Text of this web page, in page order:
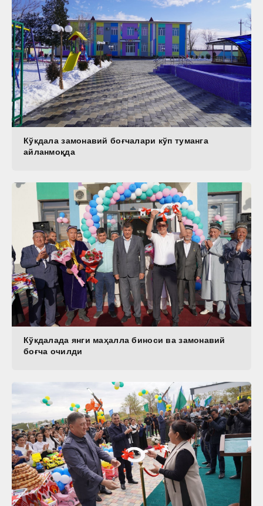
Кўкдала замонавий боғчалари кўп туманга
айланмоқда
Кўкдалада янги маҳалла биноси ва замонавий
боғча очилди